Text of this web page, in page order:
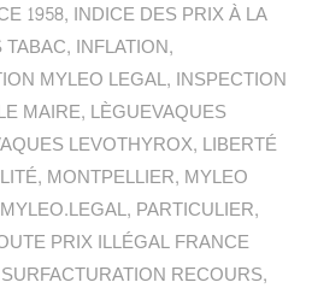
1958, INDICE DES PRIX À LA
, INFLATION,
MYLEO LEGAL, INSPECTION
MAIRE, LÈGUEVAQUES
LEVOTHYROX, LIBERTÉ
, MONTPELLIER, MYLEO
MYLEO.LEGAL, PARTICULIER,
PRIX ILLÉGAL FRANCE
RECOURS,